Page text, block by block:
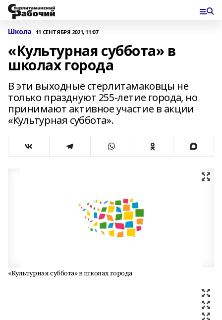
Школа 11 СЕНТЯБРЯ 2021, 11:07
«Культурная суббота» в
школах города
В эти выходные стерлитамаковцы не
только празднуют 255-летие города, но
принимают активное участие в акции
«Культурная суббота».
«Культурная суббота» в школах города